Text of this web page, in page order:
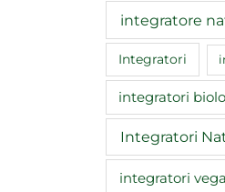
integratore
Integratori
integratori
Integratori
integratori